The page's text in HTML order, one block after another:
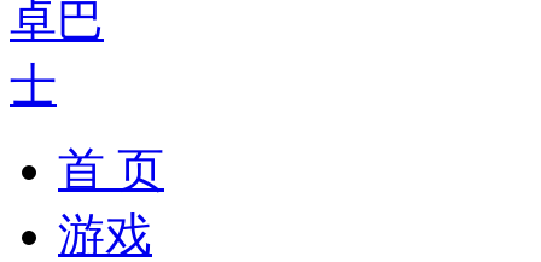
首 页
游戏